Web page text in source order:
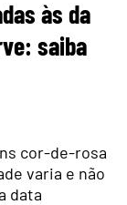
às da
saiba
cor-de-rosa
varia e não
data